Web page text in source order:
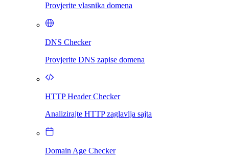
Provjerite vlasnika domena
DNS Checker
Provjerite DNS zapise domena
HTTP Header Checker
Analizirajte HTTP zaglavlja sajta
Domain Age Checker